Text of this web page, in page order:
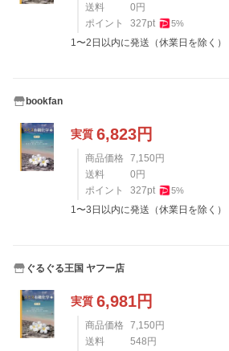
送料
0円
ポイント
327pt 5%
1〜2日以内に発送（休業日を除く）
bookfan
実質 6,823円
商品価格 7,150円
送料
0円
ポイント
327pt 5%
1〜3日以内に発送（休業日を除く）
ぐるぐる王国 ヤフー店
実質 6,981円
商品価格 7,150円
送料
548円